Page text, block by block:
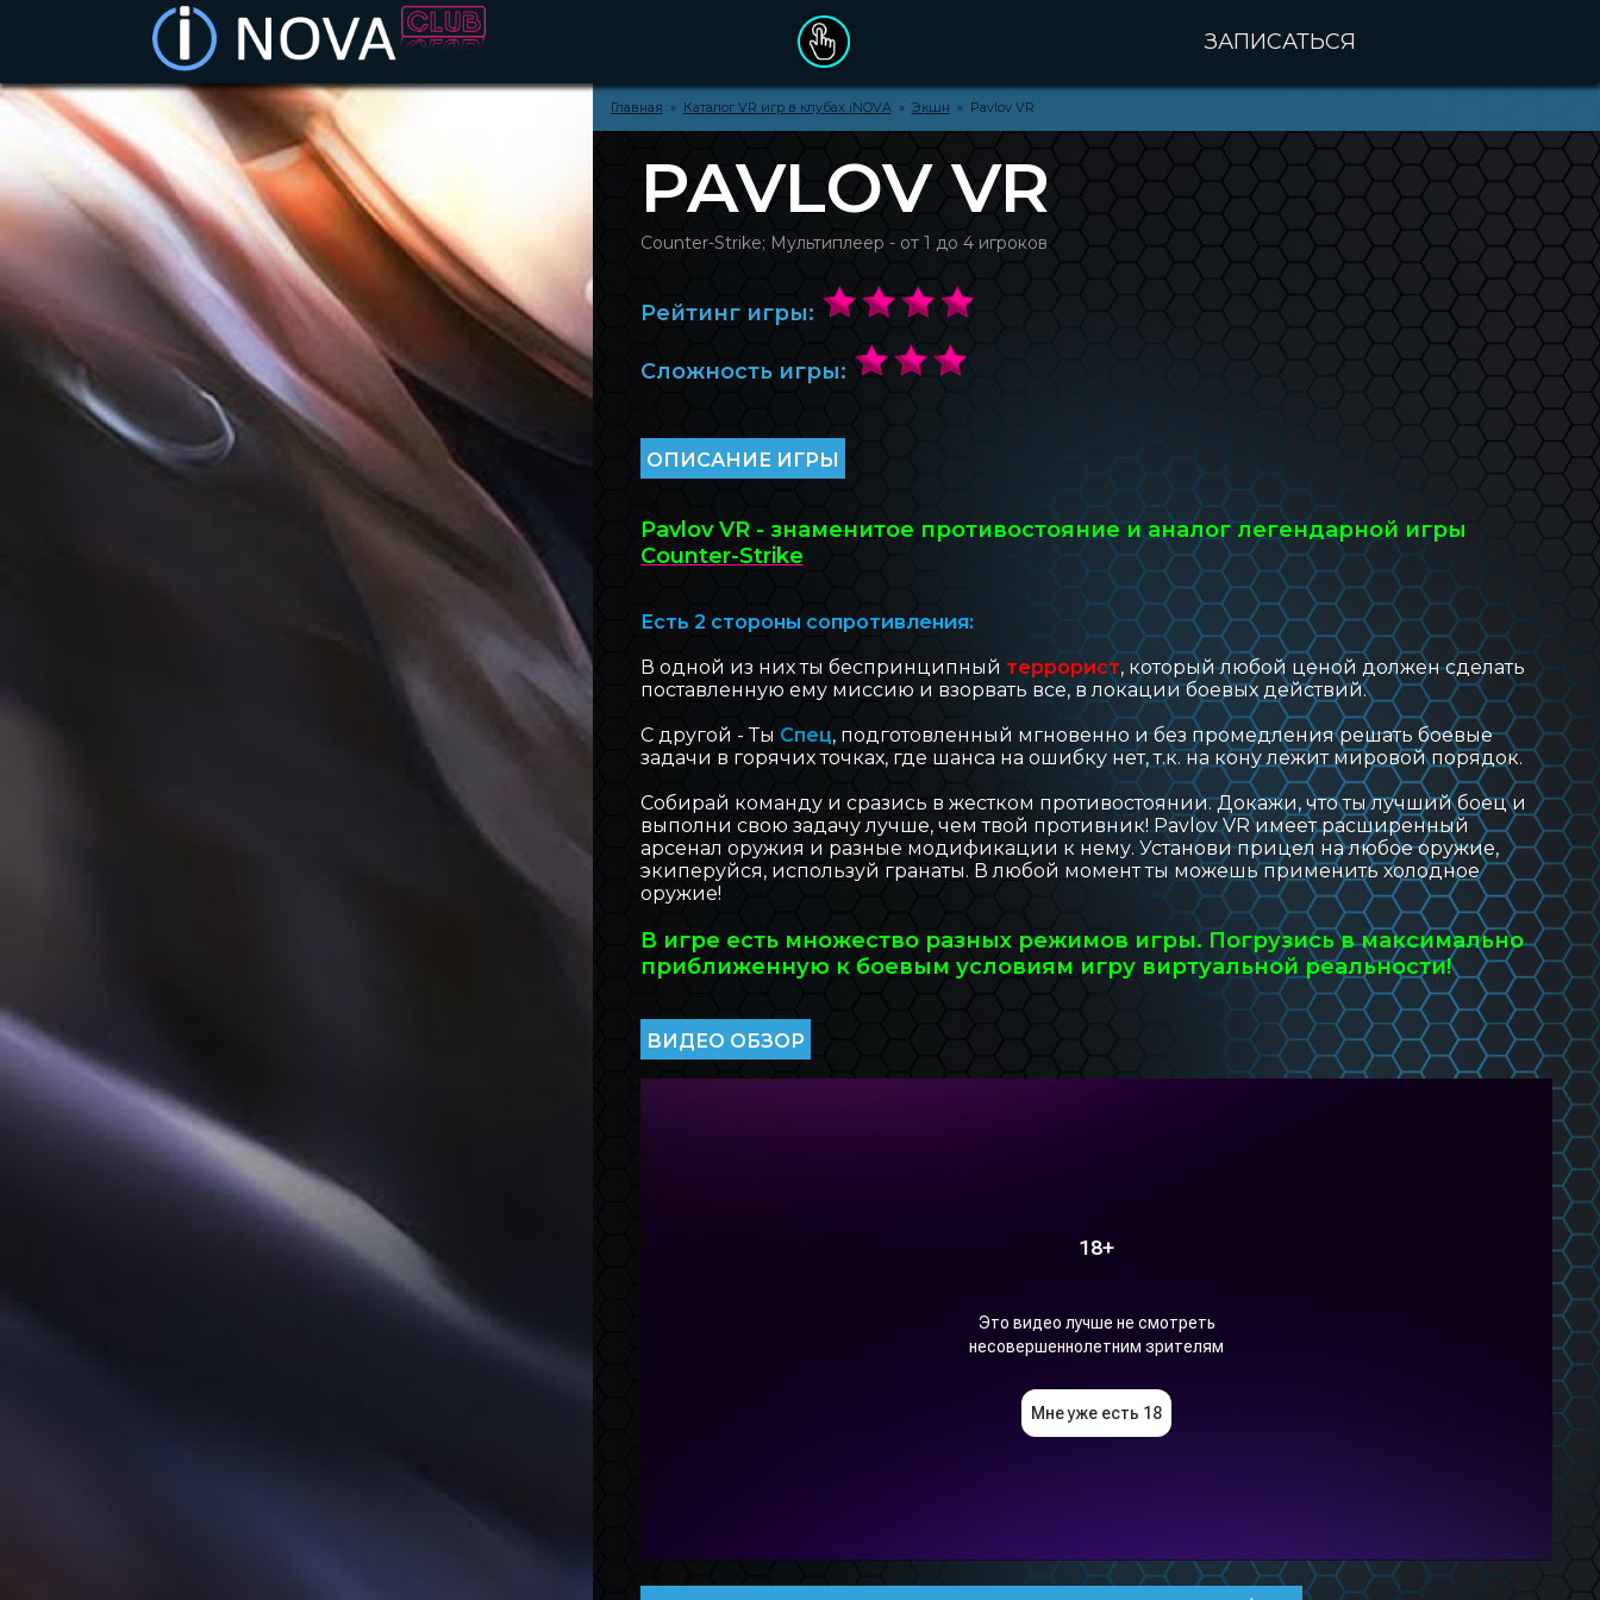
ДЕНЬ РОЖДЕНИЯ
ПОДАРОЧНЫЕ СЕРТИФИКАТЫ
ОПЛАТА ЗАКАЗА
ПРАВИЛА ПОСЕЩЕНИЯ
КАТАЛОГ VR ИГР
О БРЕНДЕ INOVA
КЛУБЫ INOVA
ЗАПИСАТЬСЯ
PAVLOV VR
Главная » Каталог VR игр в клубах iNOVA» Экшн » Pavlov VR
Counter-Strike; Мультиплеер - от 1 до 4 игроков
Рейтинг игры:
Сложность игры:
ОПИСАНИЕ ИГРЫ
Pavlov VR - знаменитое противостояние и аналог легендарной игры
Counter-Strike
Есть 2 стороны сопротивления:
В одной из них ты беспринципный террорист, который любой ценой должен сделать
поставленную ему миссию и взорвать все, в локации боевых действий.
С другой - Ты Спец, подготовленный мгновенно и без промедления решать боевые
задачи в горячих точках, где шанса на ошибку нет, т.к. на кону лежит мировой порядок.
Собирай команду и сразись в жестком противостоянии. Докажи, что ты лучший боец и
выполни свою задачу лучше, чем твой противник! Pavlov VR имеет расширенный
арсенал оружия и разные модификации к нему. Установи прицел на любое оружие,
экиперуйся, используй гранаты. В любой момент ты можешь применить холодное
оружие!
В игре есть множество разных режимов игры. Погрузись в максимально
приближенную к боевым условиям игру виртуальной реальности!
ВИДЕО ОБЗОР